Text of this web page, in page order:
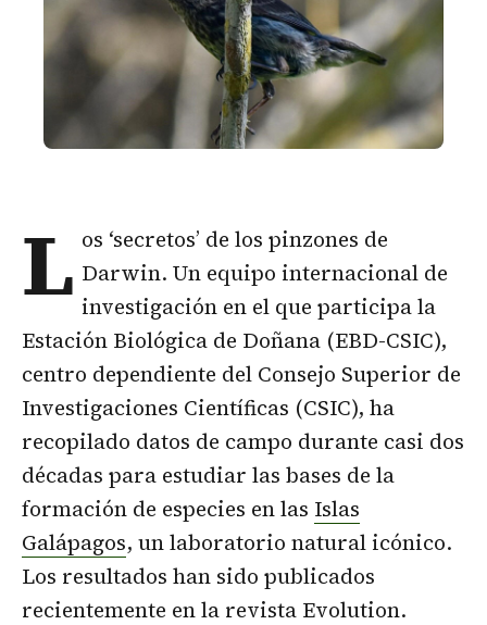
L os ‘secretos’ de los pinzones de
Darwin. Un equipo internacional de
investigación en el que participa la
Estación Biológica de Doñana (EBD-CSIC),
centro dependiente del Consejo Superior de
Investigaciones Científicas (CSIC), ha
recopilado datos de campo durante casi dos
décadas para estudiar las bases de la
formación de especies en las Islas
Galápagos, un laboratorio natural icónico.
Los resultados han sido publicados
recientemente en la revista Evolution.